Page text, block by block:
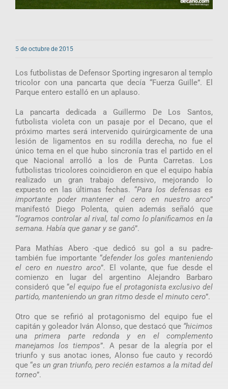
5 de octubre de 2015
Los futbolistas de Defensor Sporting ingresaron al templo
tricolor con una pancarta que decía “Fuerza Guille”. El
Parque entero estalló en un aplauso.
La pancarta dedicada a Guillermo De Los Santos,
futbolista violeta con un pasaje por el Decano, que el
próximo martes será intervenido quirúrgicamente de una
lesión de ligamentos en su rodilla derecha, no fue el
único tema en el que hubo sincronía tras el partido en el
que Nacional arrolló a los de Punta Carretas. Los
futbolistas tricolores coincidieron en que el equipo había
realizado un gran trabajo defensivo, mejorando lo
expuesto en las últimas fechas. “Para los defensas es
importante poder mantener el cero en nuestro arco”
manifestó Diego Polenta, quien además señaló que
“logramos controlar al rival, tal como lo planificamos en la
semana. Había que ganar y se ganó”.
Para Mathías Abero -que dedicó su gol a su padre-
también fue importante “defender los goles manteniendo
el cero en nuestro arco”. El volante, que fue desde el
comienzo en lugar del argentino Alejandro Barbaro
consideró que “el equipo fue el protagonista exclusivo del
partido, manteniendo un gran ritmo desde el minuto cero”.
Otro que se refirió al protagonismo del equipo fue el
capitán y goleador Iván Alonso, que destacó que “hicimos
una primera parte redonda y en el complemento
manejamos los tiempos”. A pesar de la alegría por el
triunfo y sus anotac iones, Alonso fue cauto y recordó
que “es un gran triunfo, pero recién estamos a la mitad del
torneo”.